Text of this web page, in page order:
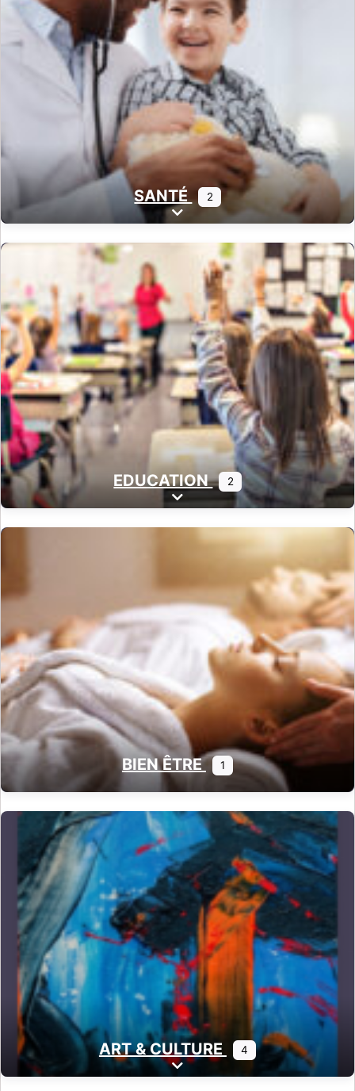
SANTÉ 2
Expand sub-categories
EDUCATION 2
Expand sub-categories
BIEN ÊTRE 1
ART & CULTURE 4
Expand sub-categories